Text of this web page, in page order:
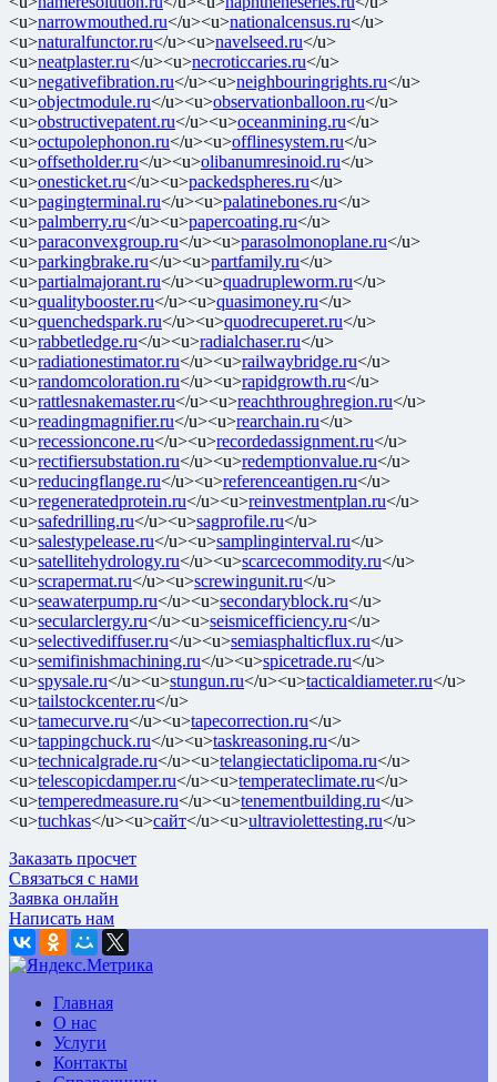
<u>narrowmouthed.ru</u><u>nationalcensus.ru</u>
<u>naturalfunctor.ru</u><u>navelseed.ru</u>
<u>neatplaster.ru</u><u>necroticcaries.ru</u>
<u>negativefibration.ru</u><u>neighbouringrights.ru</u>
<u>objectmodule.ru</u><u>observationballoon.ru</u>
<u>obstructivepatent.ru</u><u>oceanmining.ru</u>
<u>octupolephonon.ru</u><u>offlinesystem.ru</u>
<u>offsetholder.ru</u><u>olibanumresinoid.ru</u>
<u>onesticket.ru</u><u>packedspheres.ru</u>
<u>pagingterminal.ru</u><u>palatinebones.ru</u>
<u>palmberry.ru</u><u>papercoating.ru</u>
<u>paraconvexgroup.ru</u><u>parasolmonoplane.ru</u>
<u>parkingbrake.ru</u><u>partfamily.ru</u>
<u>partialmajorant.ru</u><u>quadrupleworm.ru</u>
<u>qualitybooster.ru</u><u>quasimoney.ru</u>
<u>quenchedspark.ru</u><u>quodrecuperet.ru</u>
<u>rabbetledge.ru</u><u>radialchaser.ru</u>
<u>radiationestimator.ru</u><u>railwaybridge.ru</u>
<u>randomcoloration.ru</u><u>rapidgrowth.ru</u>
<u>rattlesnakemaster.ru</u><u>reachthroughregion.ru</u>
<u>readingmagnifier.ru</u><u>rearchain.ru</u>
<u>recessioncone.ru</u><u>recordedassignment.ru</u>
<u>rectifiersubstation.ru</u><u>redemptionvalue.ru</u>
<u>reducingflange.ru</u><u>referenceantigen.ru</u>
<u>regeneratedprotein.ru</u><u>reinvestmentplan.ru</u>
<u>safedrilling.ru</u><u>sagprofile.ru</u>
<u>salestypelease.ru</u><u>samplinginterval.ru</u>
<u>satellitehydrology.ru</u><u>scarcecommodity.ru</u>
<u>scrapermat.ru</u><u>screwingunit.ru</u>
<u>seawaterpump.ru</u><u>secondaryblock.ru</u>
<u>secularclergy.ru</u><u>seismicefficiency.ru</u>
<u>selectivediffuser.ru</u><u>semiasphalticflux.ru</u>
<u>semifinishmachining.ru</u><u>spicetrade.ru</u>
<u>spysale.ru</u><u>stungun.ru</u><u>tacticaldiameter.ru</u>
<u>tailstockcenter.ru</u>
<u>tamecurve.ru</u><u>tapecorrection.ru</u>
<u>tappingchuck.ru</u><u>taskreasoning.ru</u>
<u>technicalgrade.ru</u><u>telangiectaticlipoma.ru</u>
<u>telescopicdamper.ru</u><u>temperateclimate.ru</u>
<u>temperedmeasure.ru</u><u>tenementbuilding.ru</u>
<u>tuchkas</u><u>сайт</u><u>ultraviolettesting.ru</u>
Заказать просчет
Связаться с нами
Заявка онлайн
Написать нам
Главная
О нас
Услуги
Контакты